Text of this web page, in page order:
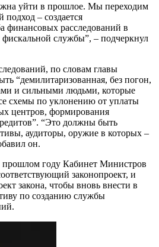
уйти в прошлое. Мы переходим
– создается
финансовых расследований в
фискальной службы”, – подчеркнул
по словам главы
“демилитаризованная, без погон,
и сильными людьми, которые
схемы по уклонению от уплаты
центров, формирования
“Это должны быть
аудиторы, оружие в которых –
он.
году Кабинет Министров
законопроект, и
закона, чтобы вновь внести в
по созданию службы